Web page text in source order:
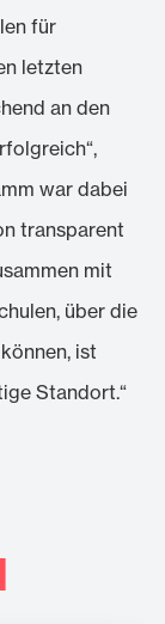
für
letzten
an den
war dabei
transparent
mit
über die
ist
Standort.“